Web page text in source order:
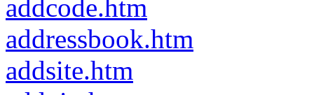
addcode.htm
addressbook.htm
addsite.htm